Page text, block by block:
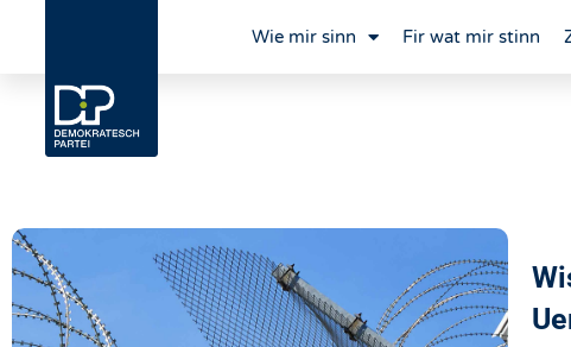
Wie mir sinn Fir wat mir stinn